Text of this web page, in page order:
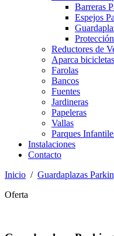
Barreras
Espejos
Reductores de
Aparca
Farolas
Bancos
Fuentes
Jardineras
Papeleras
Vallas
Parques
Instalaciones
Contacto
Inicio / Guardaplazas
Oferta